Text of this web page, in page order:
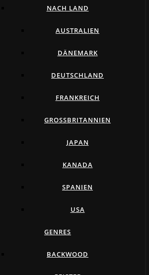
NACH LAND
AUSTRALIEN
DÄNEMARK
DEUTSCHLAND
FRANKREICH
GROSSBRITANNIEN
JAPAN
KANADA
SPANIEN
USA
GENRES
BACKWOOD